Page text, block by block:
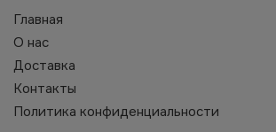
Главная
О нас
Доставка
Контакты
Политика конфиденциальности